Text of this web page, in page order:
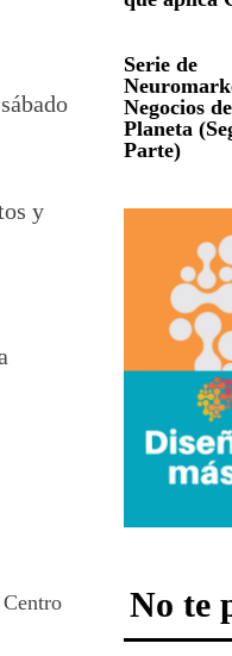
y
Serie de
Negocios
Planeta
Parte)
No te